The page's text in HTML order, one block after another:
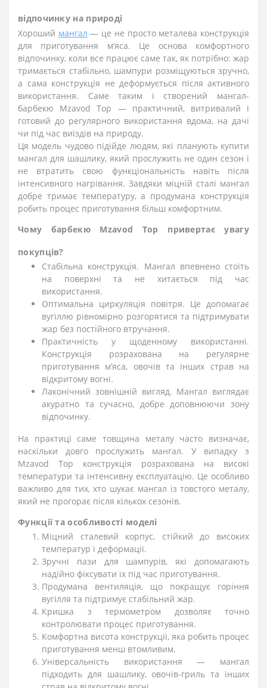
відпочинку на природі
Хороший мангал — це не просто металева конструкція
для приготування м’яса. Це основа комфортного
відпочинку, коли все працює саме так, як потрібно: жар
тримається стабільно, шампури розміщуються зручно,
а сама конструкція не деформується після активного
використання. Саме таким і створений мангал-
барбекю Mzavod Тор — практичний, витривалий і
готовий до регулярного використання вдома, на дачі
чи під час виїздів на природу.
Ця модель чудово підійде людям, які планують купити
мангал для шашлику, який прослужить не один сезон і
не втратить свою функціональність навіть після
інтенсивного нагрівання. Завдяки міцній сталі мангал
добре тримає температуру, а продумана конструкція
робить процес приготування більш комфортним.
Чому барбекю Mzavod Тор привертає увагу
покупців?
Стабільна конструкція. Мангал впевнено стоїть
на поверхні та не хитається під час
використання.
Оптимальна циркуляція повітря. Це допомагає
вугіллю рівномірно розгорятися та підтримувати
жар без постійного втручання.
Практичність у щоденному використанні.
Конструкція розрахована на регулярне
приготування м’яса, овочів та інших страв на
відкритому вогні.
Лаконічний зовнішній вигляд. Мангал виглядає
акуратно та сучасно, добре доповнюючи зону
відпочинку.
На практиці саме товщина металу часто визначає,
наскільки довго прослужить мангал. У випадку з
Mzavod Тор конструкція розрахована на високі
температури та інтенсивну експлуатацію. Це особливо
важливо для тих, хто шукає мангал із товстого металу,
який не прогорає після кількох сезонів.
Функції та особливості моделі
Міцний сталевий корпус, стійкий до високих
температур і деформації.
Зручні пази для шампурів, які допомагають
надійно фіксувати їх під час приготування.
Продумана вентиляція, що покращує горіння
вугілля та підтримує стабільний жар.
Кришка з термометром дозволяє точно
контролювати процес приготування.
Комфортна висота конструкції, яка робить процес
приготування менш втомливим.
Універсальність використання — мангал
підходить для шашлику, овочів-гриль та інших